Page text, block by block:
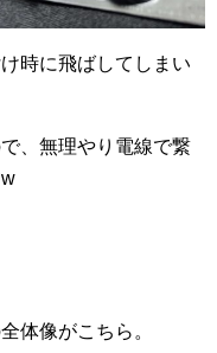
時に飛ばしてしまい
、無理やり電線で繋
体像がこちら。